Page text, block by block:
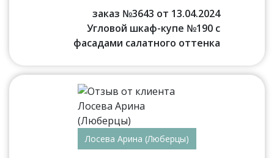
заказ №3643 от 13.04.2024
Угловой шкаф-купе №190 с
фасадами салатного оттенка
Лосева Арина (Люберцы)